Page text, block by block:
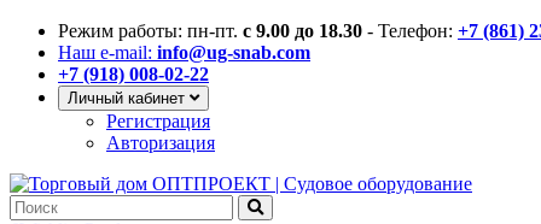
Режим работы: пн-пт. с 9.00 до 18.30 - Телефон: +7 (861)
Наш e-mail: info@ug-snab.com
+7 (918) 008-02-22
Личный кабинет
Регистрация
Авторизация